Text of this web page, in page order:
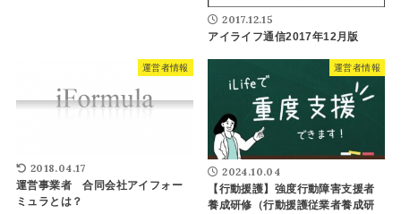
2017.12.15
アイライフ通信2017年12月版
運営者情報
2018.04.17
運営事業者 合同会社アイフォー
ミュラとは？
運営者情報
2024.10.04
【行動援護】強度行動障害支援者
養成研修（行動援護従業者養成研